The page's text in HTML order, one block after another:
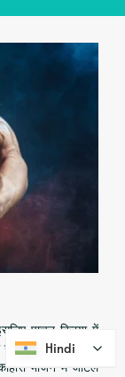
पाचन क्रिया में
ऊर्जा देने और खुद की
भोजन में जटिल
Hindi
Hindi